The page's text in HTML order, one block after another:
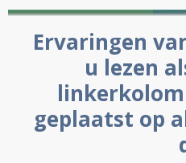
Ervaringen
u lezen
geplaatst op